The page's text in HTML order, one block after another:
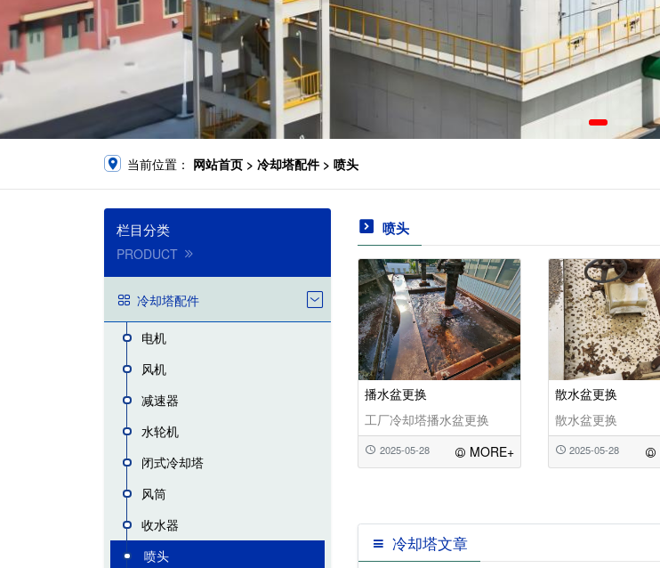
当前位置： 网站首页 > 冷却塔配件> 喷头
栏目分类
PRODUCT
冷却塔配件
电机
风机
减速器
水轮机
闭式冷却塔
风筒
收水器
喷头
喷头
播水盆更换
工厂冷却塔播水盆更换
2025-05-28 MORE+
散水盆更换
散水盆更换
2025-05-28
冷却塔文章